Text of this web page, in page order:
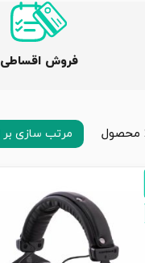
فروش اقساطی